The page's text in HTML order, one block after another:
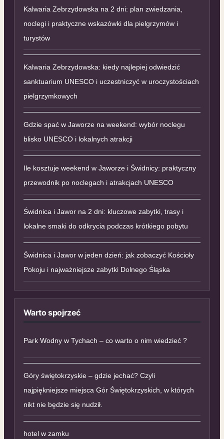
Kalwaria Zebrzydowska na 2 dni: plan zwiedzania,
noclegi i praktyczne wskazówki dla pielgrzymów i
turystów
Kalwaria Zebrzydowska: kiedy najlepiej odwiedzić
sanktuarium UNESCO i uczestniczyć w uroczystościach
pielgrzymkowych
Gdzie spać w Jaworze na weekend: wybór noclegu
blisko UNESCO i lokalnych atrakcji
Ile kosztuje weekend w Jaworze i Świdnicy: praktyczny
przewodnik po noclegach i atrakcjach UNESCO
Świdnica i Jawor na 2 dni: kluczowe zabytki, trasy i
lokalne smaki do odkrycia podczas krótkiego pobytu
Świdnica i Jawor w jeden dzień: jak zobaczyć Kościoły
Pokoju i najważniejsze zabytki Dolnego Śląska
Warto spojrzeć
Park Wodny w Tychach – co warto o nim wiedzieć ?
Góry świętokrzyskie – gdzie jechać? Czyli
najpiękniejsze miejsca Gór Świętokrzyskich, w których
nikt nie będzie się nudził.
hotel w zamku